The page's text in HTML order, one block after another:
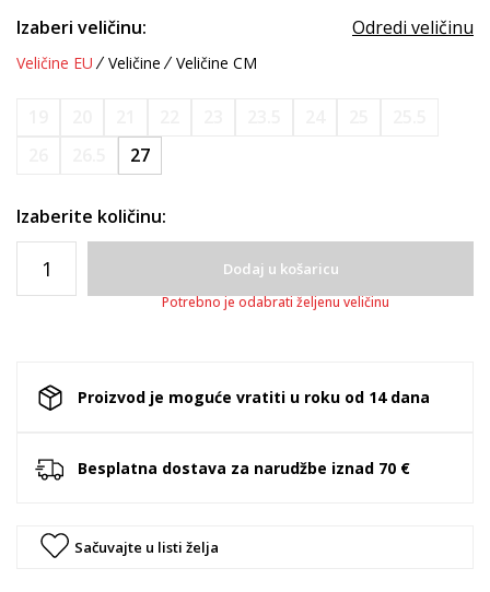
Izaberi veličinu: Odredi veličinu
Veličine EU Veličine Veličine CM
27
Izaberite količinu:
Dodaj u košaricu
Potrebno je odabrati željenu veličinu
Proizvod je moguće vratiti u roku od 14 dana
Besplatna dostava za narudžbe iznad 70 €
Sačuvajte u listi želja